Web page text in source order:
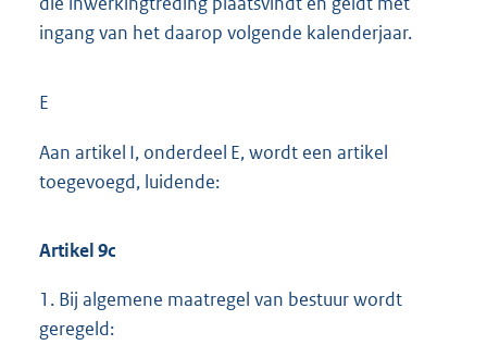
ingang van het daarop volgende kalenderjaar.
E
Aan artikel I, onderdeel E, wordt een artikel
toegevoegd, luidende:
Artikel 9c
1. Bij algemene maatregel van bestuur wordt
geregeld: